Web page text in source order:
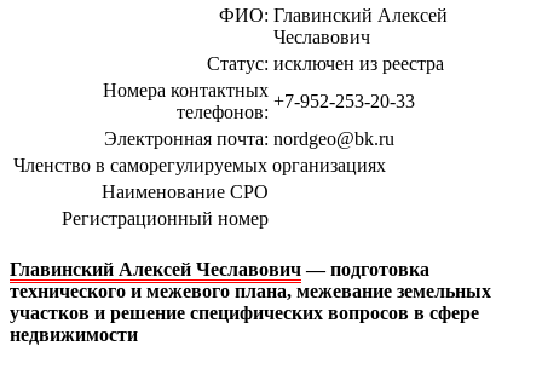
ФИО: Главинский Алексей
Чеславович
Статус: исключен из реестра
Номера контактных
телефонов:
+7-952-253-20-33
Электронная почта: nordgeo@bk.ru
Членство в саморегулируемых организациях
Наименование СРО
Регистрационный номер
Главинский Алексей Чеславович— подготовка
технического и межевого плана, межевание земельных
участков и решение специфических вопросов в сфере
недвижимости